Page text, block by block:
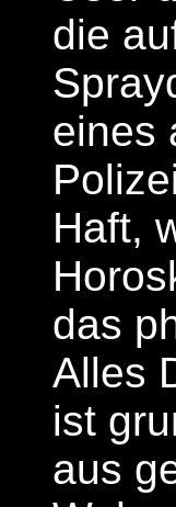
die
eines
Haft,
das
Alles
ist
aus